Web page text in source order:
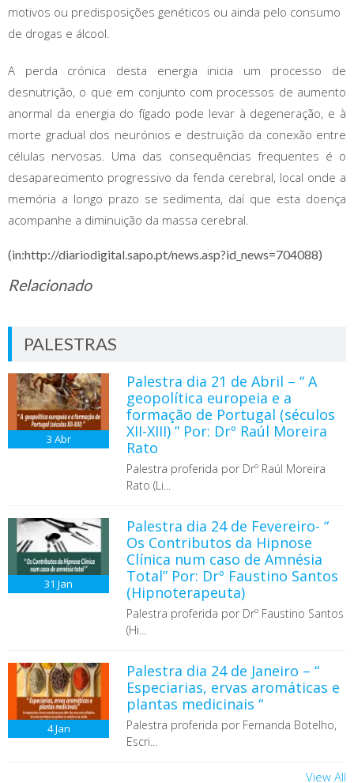
motivos ou predisposições genéticos ou ainda pelo consumo
de drogas e álcool.
A perda crónica desta energia inicia um processo de
desnutrição, o que em conjunto com processos de aumento
anormal da energia do fígado pode levar à degeneração, e à
morte gradual dos neurónios e destruição da conexão entre
células nervosas. Uma das consequências frequentes é o
desaparecimento progressivo da fenda cerebral, local onde a
memória a longo prazo se sedimenta, daí que esta doença
acompanhe a diminuição da massa cerebral.
(in:http://diariodigital.sapo.pt/news.asp?id_news=704088)
Relacionado
PALESTRAS
3 Abr
Palestra dia 21 de Abril – “ A
geopolítica europeia e a
formação de Portugal (séculos
XII-XIII) ” Por: Drº Raúl Moreira
Rato
Palestra proferida por Drº Raúl Moreira
Rato (Li...
31 Jan
Palestra dia 24 de Fevereiro- “
Os Contributos da Hipnose
Clínica num caso de Amnésia
Total” Por: Drº Faustino Santos
(Hipnoterapeuta)
Palestra proferida por Drº Faustino Santos
(Hi...
4Jan
Palestra dia 24 de Janeiro – “
Especiarias, ervas aromáticas e
plantas medicinais “
Palestra proferida por Fernanda Botelho,
Escri...
View All